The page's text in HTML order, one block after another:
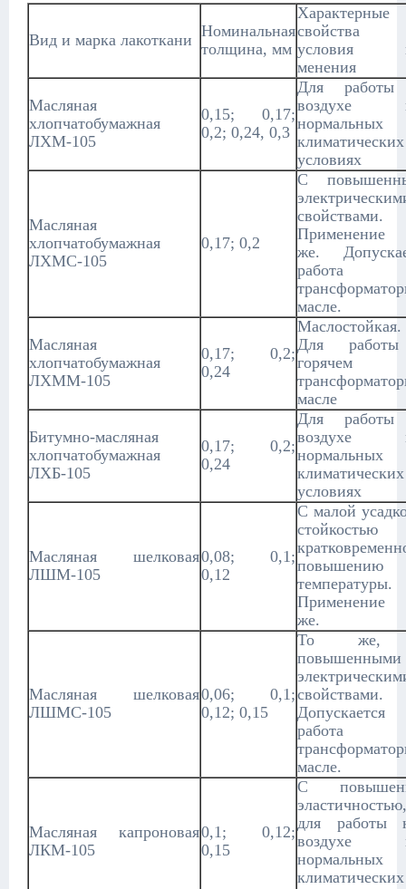
Вид и марка лакоткани Номинальная
толщина, мм
Характерные
условия
менения
Масляная
хлопчатобумажная
ЛХМ-105
0,15; 0,17;
0,2; 0,24, 0,3
Для
воздухе
нормальных
климатических
условиях
Масляная
хлопчатобумажная
ЛХМС-105
0,17; 0,2
С
свойствами.
же.
масле.
Масляная
хлопчатобумажная
ЛХММ-105
0,17; 0,2;
0,24
Маслостойкая.
Для
горячем
масле
Битумно-масляная
хлопчатобумажная
ЛХБ-105
0,17; 0,2;
0,24
Для
воздухе
нормальных
климатических
условиях
Масляная шелковая
ЛШМ-105
0,08; 0,1;
0,12
С малой
повышению
температуры.
же.
Масляная шелковая
ЛШМС-105
0,06; 0,1;
0,12; 0,15
То же,
повышенными
свойствами.
Допускается
масле.
Масляная капроновая
ЛКМ-105
0,1; 0,12;
0,15
С
эластичностью,
для работы
воздухе
нормальных
климатических